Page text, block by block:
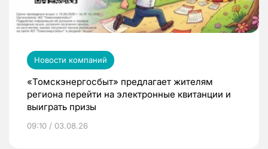
Новости компаний
«Томскэнергосбыт» предлагает жителям
региона перейти на электронные квитанции и
выиграть призы
09:10 / 03.08.26